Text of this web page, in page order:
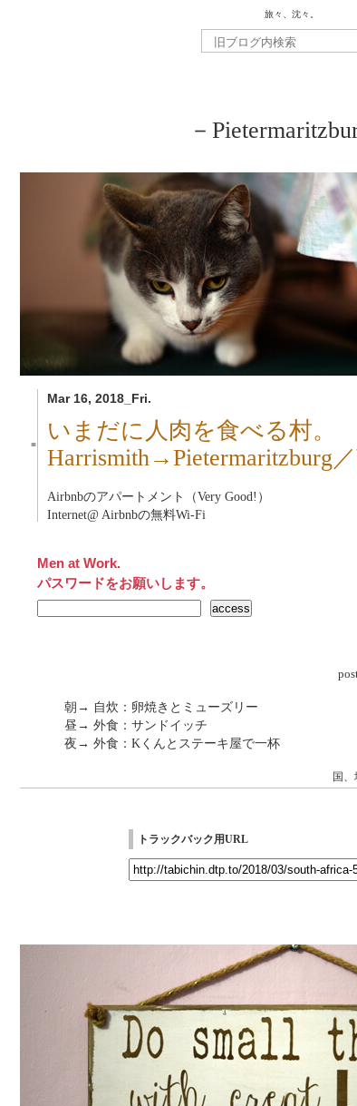
旅々、沈々。
－
Mar 16, 2018_Fri.
■
いまだに人肉を食べる村。
Harrismith→Pietermaritzburg
Airbnbのアパートメント（Very Good!）
Internet@ Airbnbの無料Wi-Fi
Men at Work.
パスワードをお願いします。
朝→ 自炊：卵焼きとミューズリー
昼→ 外食：サンドイッチ
夜→ 外食：Kくんとステーキ屋で一杯
国、
トラックバック用URL